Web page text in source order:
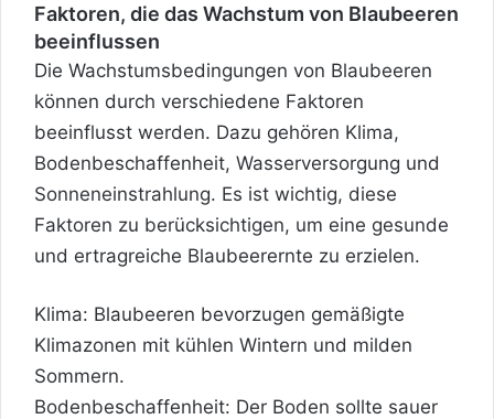
Faktoren, die das Wachstum von Blaubeeren
beeinflussen
Die Wachstumsbedingungen von Blaubeeren
können durch verschiedene Faktoren
beeinflusst werden. Dazu gehören Klima,
Bodenbeschaffenheit, Wasserversorgung und
Sonneneinstrahlung. Es ist wichtig, diese
Faktoren zu berücksichtigen, um eine gesunde
und ertragreiche Blaubeerernte zu erzielen.
Klima: Blaubeeren bevorzugen gemäßigte
Klimazonen mit kühlen Wintern und milden
Sommern.
Bodenbeschaffenheit: Der Boden sollte sauer